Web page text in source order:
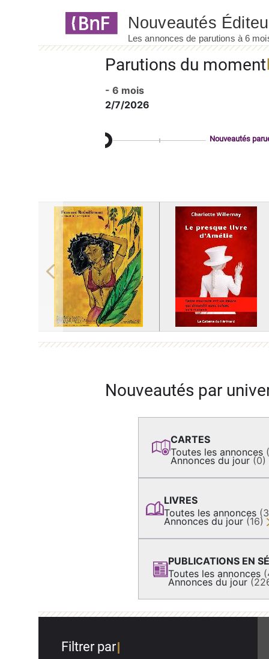
Parutions du moment
- 6 mois
2/7/2026
Nouveautés
Previous
Nouveautés par
CARTES
Toutes les annonces
Annonces du jour (0)
LIVRES
Toutes les annonces
Annonces du jour (16)
PUBLICATIONS EN
Toutes les annonces
Annonces du jour
Filtrer par